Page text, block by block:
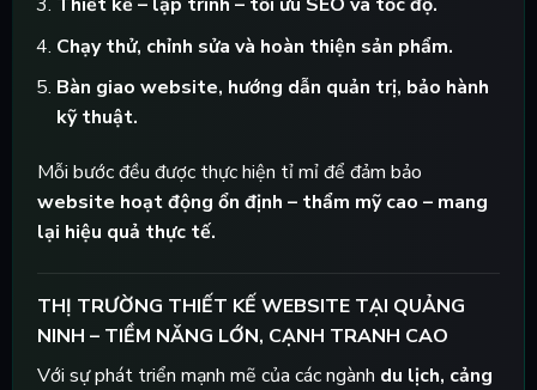
Chạy thử, chỉnh sửa và hoàn thiện sản phẩm.
Bàn giao website, hướng dẫn quản trị, bảo hành
kỹ thuật.
Mỗi bước đều được thực hiện tỉ mỉ để đảm bảo
website hoạt động ổn định – thẩm mỹ cao – mang
lại hiệu quả thực tế.
THỊ TRƯỜNG THIẾT KẾ WEBSITE TẠI QUẢNG
NINH – TIỀM NĂNG LỚN, CẠNH TRANH CAO
Với sự phát triển mạnh mẽ của các ngành du lịch, cảng